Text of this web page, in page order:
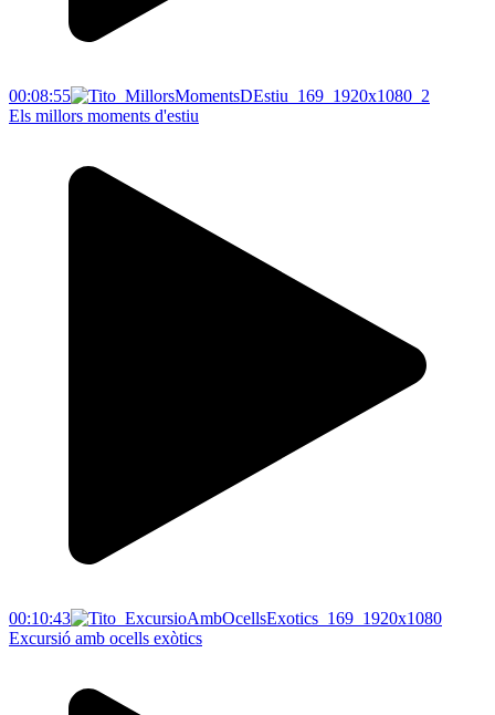
00:08:55
Els millors moments d'estiu
00:10:43
Excursió amb ocells exòtics